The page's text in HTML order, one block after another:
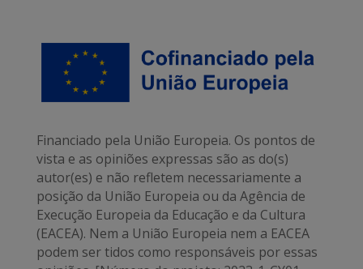
Financiado pela União Europeia. Os pontos de
vista e as opiniões expressas são as do(s)
autor(es) e não refletem necessariamente a
posição da União Europeia ou da Agência de
Execução Europeia da Educação e da Cultura
(EACEA). Nem a União Europeia nem a EACEA
podem ser tidos como responsáveis por essas